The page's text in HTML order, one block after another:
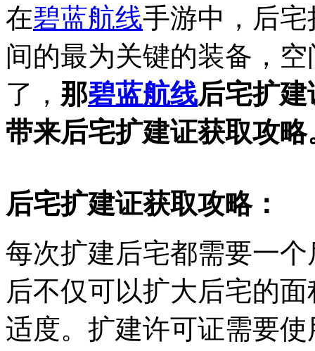
在碧蓝航线手游中，后
间的最为关键的装备，
了， 那碧蓝航线后宅扩
带来后宅扩建证获取攻略
后宅扩建证获取攻略：
每次扩建后宅都需要一
后不仅可以扩大后宅的
适度。扩建许可证需要